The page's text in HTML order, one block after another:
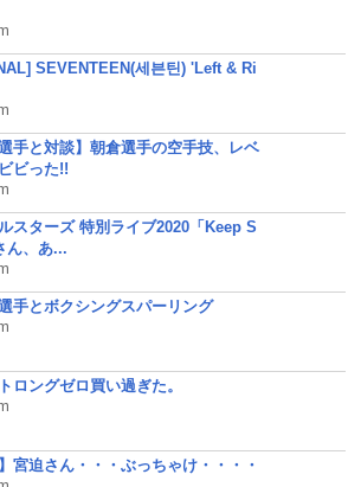
SEVENTEEN(세븐틴) 'Left & Ri
手と対談】朝倉選手の空手技、レベ
ビった!!
スターズ 特別ライブ2020「Keep S
ん、あ...
手とボクシングスパーリング
ロングゼロ買い過ぎた。
宮迫さん・・・ぶっちゃけ・・・・